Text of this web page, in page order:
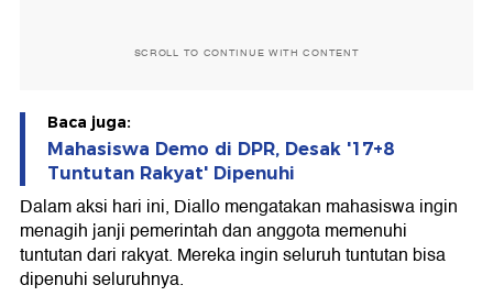
SCROLL TO CONTINUE WITH CONTENT
Baca juga:
Mahasiswa Demo di DPR, Desak '17+8
Tuntutan Rakyat' Dipenuhi
Dalam aksi hari ini, Diallo mengatakan mahasiswa ingin
menagih janji pemerintah dan anggota memenuhi
tuntutan dari rakyat. Mereka ingin seluruh tuntutan bisa
dipenuhi seluruhnya.